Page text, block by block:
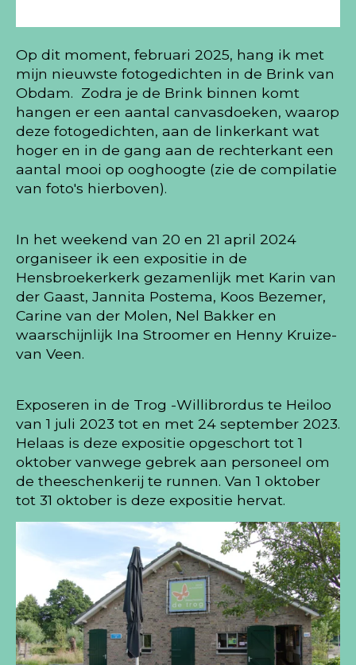
Op dit moment, februari 2025, hang ik met
mijn nieuwste fotogedichten in de Brink van
Obdam. Zodra je de Brink binnen komt
hangen er een aantal canvasdoeken, waarop
deze fotogedichten, aan de linkerkant wat
hoger en in de gang aan de rechterkant een
aantal mooi op ooghoogte (zie de compilatie
van foto's hierboven).
In het weekend van 20 en 21 april 2024
organiseer ik een expositie in de
Hensbroekerkerk gezamenlijk met Karin van
der Gaast, Jannita Postema, Koos Bezemer,
Carine van der Molen, Nel Bakker en
waarschijnlijk Ina Stroomer en Henny Kruize-
van Veen.
Exposeren in de Trog -Willibrordus te Heiloo
van 1 juli 2023 tot en met 24 september 2023.
Helaas is deze expositie opgeschort tot 1
oktober vanwege gebrek aan personeel om
de theeschenkerij te runnen. Van 1 oktober
tot 31 oktober is deze expositie hervat.